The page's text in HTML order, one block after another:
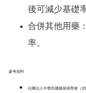
後可減少基礎率
合併其他用藥
率。
參考資料
社團法人中華民國糖尿病學會（